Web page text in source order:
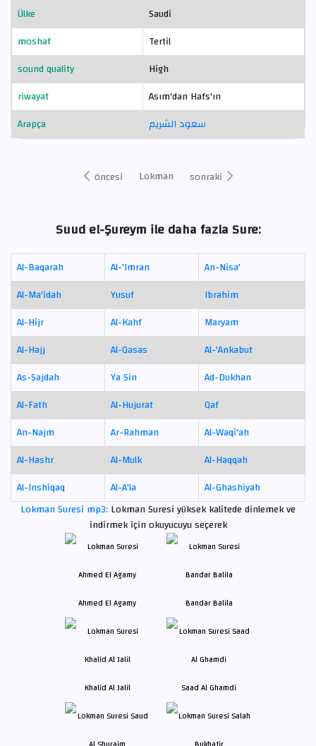
Ülke
Saudi
moshaf
Tertil
sound quality
High
riwayat
Asım'dan Hafs'ın
Arapça
سعود الشريم
öncesi Lokman sonraki
Suud el-Şureym ile daha fazla Sure:
Al-Baqarah Al-'Imran
An-Nisa'
Al-Ma'idah
Yusuf
Ibrahim
Al-Hijr
Al-Kahf
Maryam
Al-Hajj
Al-Qasas
Al-'Ankabut
As-Sajdah
Ya Sin
Ad-Dukhan
Al-Fath
Al-Hujurat
Qaf
An-Najm
Ar-Rahman
Al-Waqi'ah
Al-Hashr
Al-Mulk
Al-Haqqah
Al-Inshiqaq
Al-A'la
Al-Ghashiyah
Lokman Suresi mp3: Lokman Suresi yüksek kalitede dinlemek ve
indirmek için okuyucuyu seçerek
Ahmed El Agamy Bandar Balila
Khalid Al Jalil Saad Al Ghamdi